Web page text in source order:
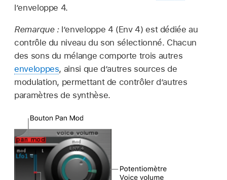
l’enveloppe 4.
Remarque : l’enveloppe 4 (Env 4) est dédiée au
contrôle du niveau du son sélectionné. Chacun
des sons du mélange comporte trois autres
enveloppes, ainsi que d’autres sources de
modulation, permettant de contrôler d’autres
paramètres de synthèse.